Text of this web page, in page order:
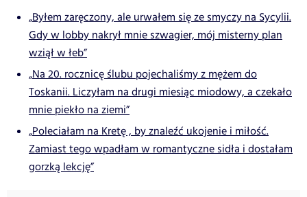
„Byłem zaręczony, ale urwałem się ze smyczy na Sycylii.
Gdy w lobby nakrył mnie szwagier, mój misterny plan
wziął w łeb”
„Na 20. rocznicę ślubu pojechaliśmy z mężem do
Toskanii. Liczyłam na drugi miesiąc miodowy, a czekało
mnie piekło na ziemi”
„Poleciałam na Kretę , by znaleźć ukojenie i miłość.
Zamiast tego wpadłam w romantyczne sidła i dostałam
gorzką lekcję”